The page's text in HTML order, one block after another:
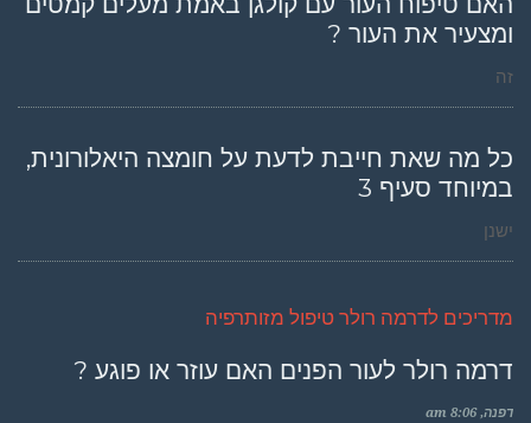
ומצעיר את העור ?
זה
כל מה שאת חייבת לדעת על חומצה היאלורונית,
במיוחד סעיף 3
ישנן
מדריכים לדרמה רולר טיפול מזותרפיה
דרמה רולר לעור הפנים האם עוזר או פוגע ?
דפנה 8:06 am